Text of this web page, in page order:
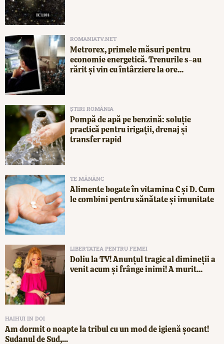
ROMANIATV.NET
Metrorex, primele măsuri pentru
economie energetică. Trenurile s-au
rărit și vin cu întârziere la ore...
ȘTIRI ROMÂNIA
Pompă de apă pe benzină: soluție
practică pentru irigații, drenaj și
transfer rapid
TE MĂNÂNC
Alimente bogate în vitamina C și D. Cum
le combini pentru sănătate și imunitate
LIBERTATEA PENTRU FEMEI
Doliu la TV! Anunțul tragic al dimineții a
venit acum și frânge inimi! A murit...
HAIHUI IN DOI
Am dormit o noapte la tribul cu un mod de igienă șocant!
Sudanul de Sud,...